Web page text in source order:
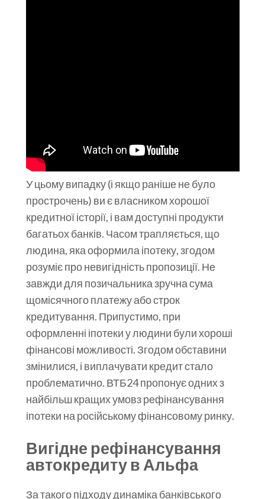
У цьому випадку (і якщо раніше не було
прострочень) ви є власником хорошої
кредитної історії, і вам доступні продукти
багатьох банків. Часом трапляється, що
людина, яка оформила іпотеку, згодом
розуміє про невигідність пропозиції. Не
завжди для позичальника зручна сума
щомісячного платежу або строк
кредитування. Припустимо, при
оформленні іпотеки у людини були хороші
фінансові можливості. Згодом обставини
змінилися, і виплачувати кредит стало
проблематично. ВТБ24 пропонує одних з
найбільш кращих умовз рефінансування
іпотеки на російському фінансовому ринку.
Вигідне рефінансування
автокредиту в Альфа
За такого підходу динаміка банківського